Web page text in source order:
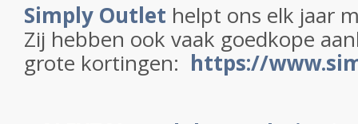
Simply Outlet helpt ons elk jaar
Zij hebben ook vaak goedkope
grote kortingen: https://